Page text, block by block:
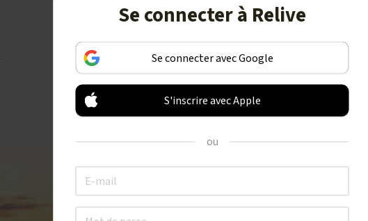
CRÉER
Transformez vos activités en de
superbes histoires, y compris des
vidéos 3D animées.
Se connecter à Relive
Se connecter avec Google
S'inscrire avec Apple
ou